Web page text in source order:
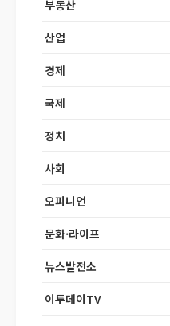
부동산
산업
경제
국제
정치
사회
오피니언
문화·라이프
뉴스발전소
이투데이TV